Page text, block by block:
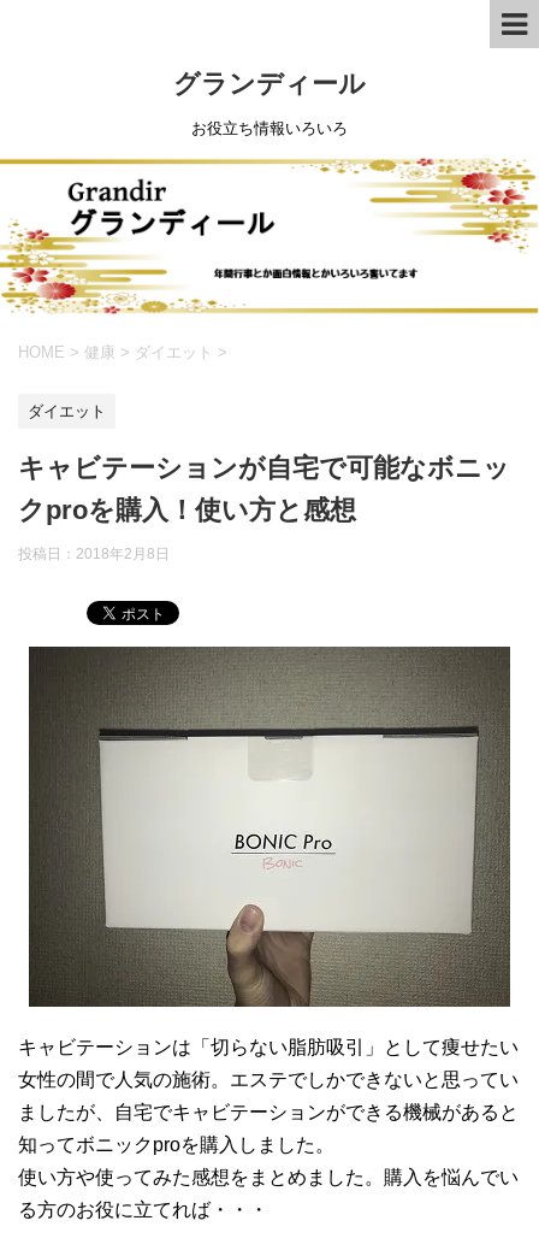
グランディール
お役立ち情報いろいろ
HOME > 健康 > ダイエット >
ダイエット
キャビテーションが自宅で可能なボニッ
クproを購入！使い方と感想
投稿日：2018年2月8日
キャビテーションは「切らない脂肪吸引」として痩せたい
女性の間で人気の施術。エステでしかできないと思ってい
ましたが、自宅でキャビテーションができる機械があると
知ってボニックproを購入しました。
使い方や使ってみた感想をまとめました。購入を悩んでい
る方のお役に立てれば・・・